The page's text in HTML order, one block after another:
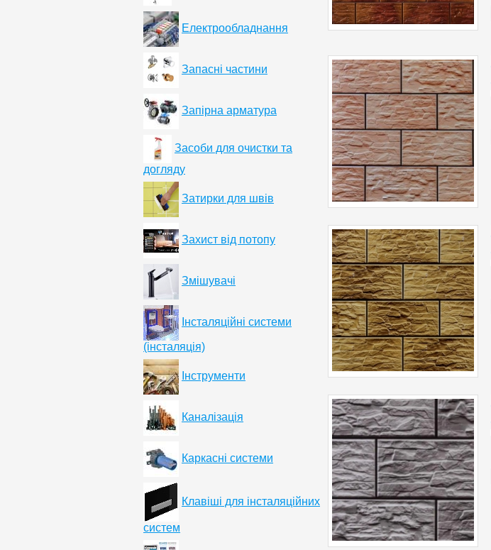
Електрообладнання
Запасні частини
Запірна арматура
Засоби для очистки та
догляду
Затирки для швів
Захист від потопу
Змішувачі
Інсталяційні системи
(інсталяція)
Інструменти
Каналізація
Каркасні системи
Клавіші для інсталяційних
систем